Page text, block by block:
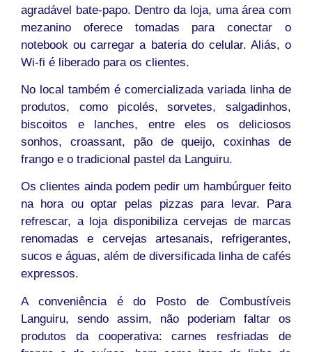
agradável bate-papo. Dentro da loja, uma área com
mezanino oferece tomadas para conectar o
notebook ou carregar a bateria do celular. Aliás, o
Wi-fi é liberado para os clientes.
No local também é comercializada variada linha de
produtos, como picolés, sorvetes, salgadinhos,
biscoitos e lanches, entre eles os deliciosos
sonhos, croassant, pão de queijo, coxinhas de
frango e o tradicional pastel da Languiru.
Os clientes ainda podem pedir um hambúrguer feito
na hora ou optar pelas pizzas para levar. Para
refrescar, a loja disponibiliza cervejas de marcas
renomadas e cervejas artesanais, refrigerantes,
sucos e águas, além de diversificada linha de cafés
expressos.
A conveniência é do Posto de Combustíveis
Languiru, sendo assim, não poderiam faltar os
produtos da cooperativa: carnes resfriadas de